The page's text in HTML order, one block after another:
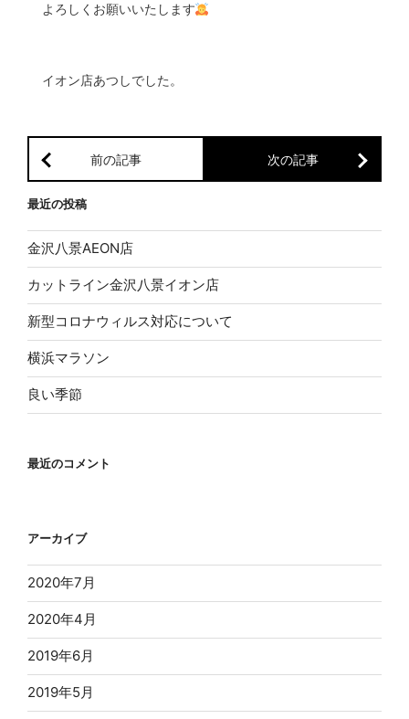
よろしくお願いいたします
イオン店あつしでした。
前の記事 次の記事
最近の投稿
金沢八景AEON店
カットライン金沢八景イオン店
新型コロナウィルス対応について
横浜マラソン
良い季節
最近のコメント
アーカイブ
2020年7月
2020年4月
2019年6月
2019年5月